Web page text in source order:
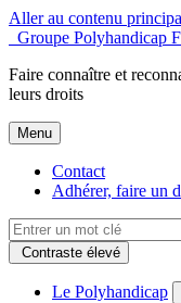
Aller au contenu
Groupe Polyhandicap
Faire connaître et
leurs droits
Menu
Contact
Adhérer, faire un
Contraste élevé
Le Polyhandicap